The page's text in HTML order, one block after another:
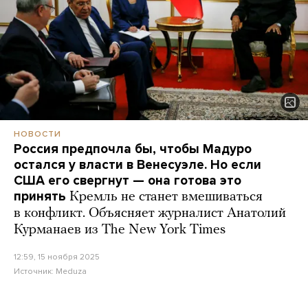
НОВОСТИ
Россия предпочла бы, чтобы Мадуро
остался у власти в Венесуэле. Но если
США его свергнут — она готова это
принять Кремль не станет вмешиваться
в конфликт. Объясняет журналист Анатолий
Курманаев из The New York Times
12:59, 15 ноября 2025
Источник: Meduza